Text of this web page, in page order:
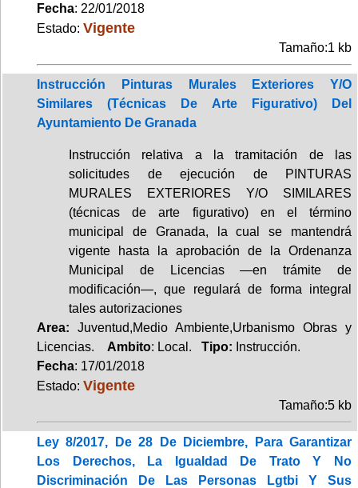
Fecha: 22/01/2018
Estado: Vigente
Tamaño:1 kb
Instrucción Pinturas Murales Exteriores Y/O
Similares (Técnicas De Arte Figurativo) Del
Ayuntamiento De Granada
Instrucción relativa a la tramitación de las
solicitudes de ejecución de PINTURAS
MURALES EXTERIORES Y/O SIMILARES
(técnicas de arte figurativo) en el término
municipal de Granada, la cual se mantendrá
vigente hasta la aprobación de la Ordenanza
Municipal de Licencias —en trámite de
modificación—, que regulará de forma integral
tales autorizaciones
Area: Juventud,Medio Ambiente,Urbanismo Obras y
Licencias. Ambito: Local. Tipo: Instrucción.
Fecha: 17/01/2018
Estado: Vigente
Tamaño:5 kb
Ley 8/2017, De 28 De Diciembre, Para Garantizar
Los Derechos, La Igualdad De Trato Y No
Discriminación De Las Personas Lgtbi Y Sus